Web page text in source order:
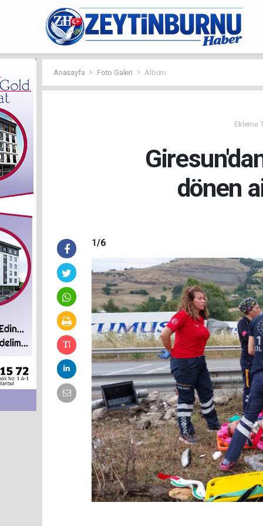
Anasayfa Foto Galeri Albüm
Ekleme
dönen
1/6